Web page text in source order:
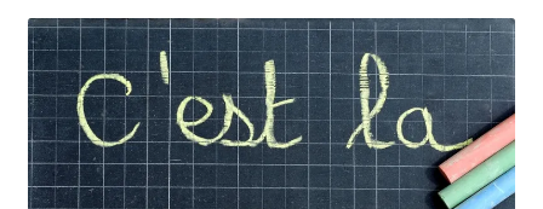
Checkout
Contact
Contact Me